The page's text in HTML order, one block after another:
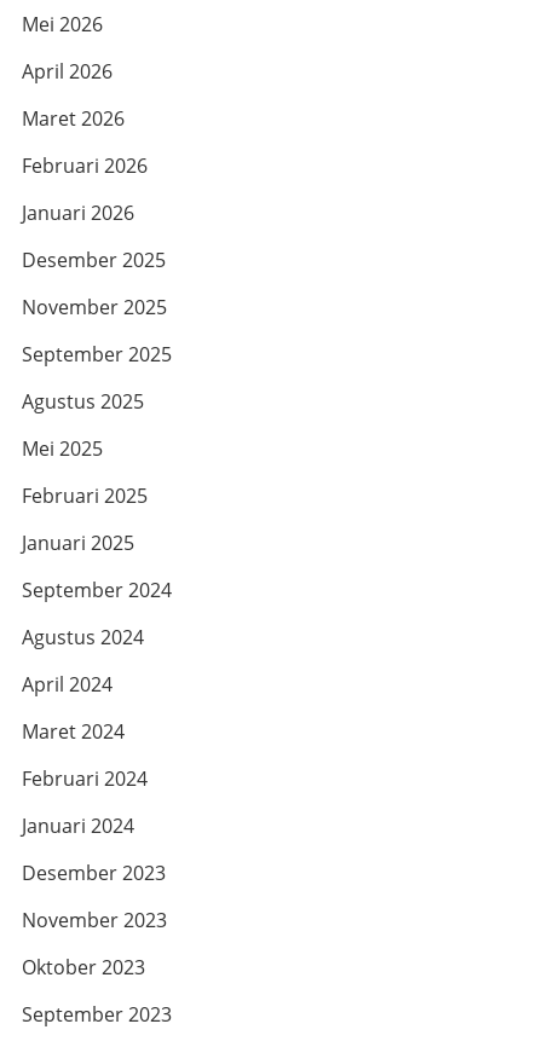
Mei 2026
April 2026
Maret 2026
Februari 2026
Januari 2026
Desember 2025
November 2025
September 2025
Agustus 2025
Mei 2025
Februari 2025
Januari 2025
September 2024
Agustus 2024
April 2024
Maret 2024
Februari 2024
Januari 2024
Desember 2023
November 2023
Oktober 2023
September 2023